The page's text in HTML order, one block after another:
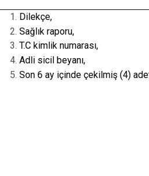
Dilekçe,
Sağlık raporu,
T.C kimlik numarası,
Adli sicil beyanı,
Son 6 ay içinde çekilmiş (4)